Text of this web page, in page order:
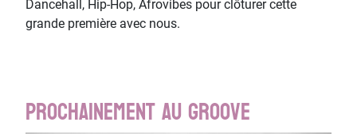
Dancehall, Hip-Hop, Afrovibes pour clôturer cette
grande première avec nous.
Prochainement au Groove